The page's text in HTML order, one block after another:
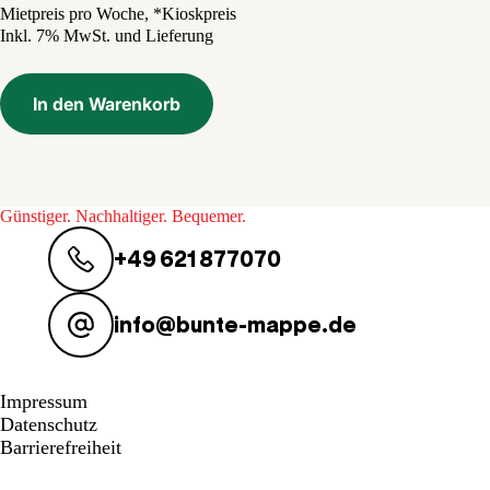
Preis
war:
Preis
ist:
Mietpreis pro Woche, *Kioskpreis
Inkl. 7% MwSt. und Lieferung
In den Warenkorb
Günstiger. Nachhaltiger. Bequemer.
+49 621 877070
info@bunte-mappe.de
Impressum
Datenschutz
Barrierefreiheit